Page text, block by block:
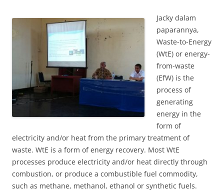
Jacky dalam
paparannya,
Waste-to-Energy
(WtE) or energy-
from-waste
(EfW) is the
process of
generating
energy in the
form of
electricity and/or heat from the primary treatment of
waste. WtE is a form of energy recovery. Most WtE
processes produce electricity and/or heat directly through
combustion, or produce a combustible fuel commodity,
such as methane, methanol, ethanol or synthetic fuels.